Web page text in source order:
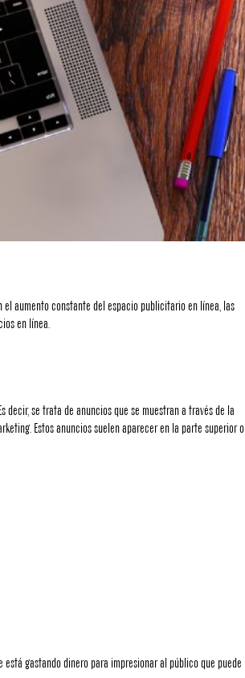
aumento constante del espacio publicitario en línea, las
en línea.
decir, se trata de anuncios que se muestran a través de la
Estos anuncios suelen aparecer en la parte superior o
gastando dinero para impresionar al público que puede